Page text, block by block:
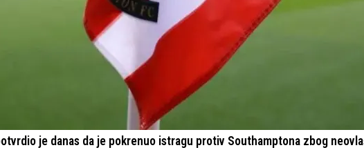
je danas da je pokrenuo istragu protiv Southamptona zbog